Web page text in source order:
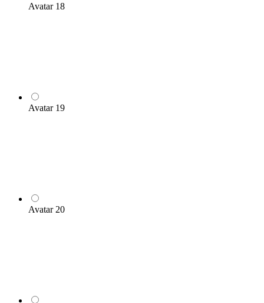
Avatar 18
Avatar 19
Avatar 20